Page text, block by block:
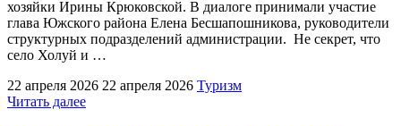
и
тыла"
хозяйки Ирины Крюковской. В диалоге принимали участие
глава Южского района Елена Бесшапошникова, руководители
структурных подразделений администрации. Не секрет, что
село Холуй и …
22 апреля 2026 22 апреля 2026 Туризм
Читать далее"На